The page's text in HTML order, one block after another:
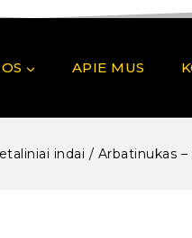
APIE MUS
indai / Arbatinukas